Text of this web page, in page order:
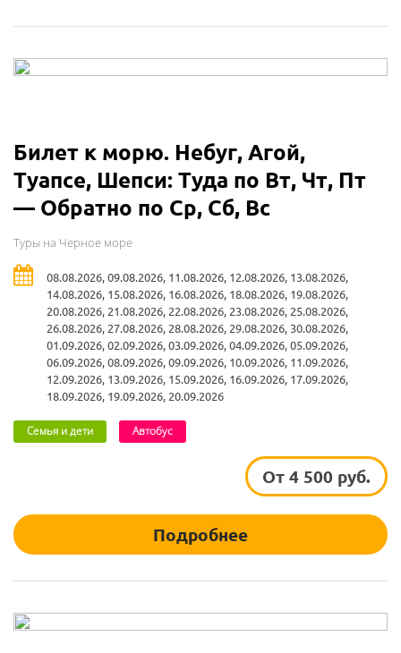
Билет к морю. Небуг, Агой,
Туапсе, Шепси: Туда по Вт, Чт, Пт
— Обратно по Ср, Сб, Вс
Туры на Черное море
08.08.2026, 09.08.2026, 11.08.2026, 12.08.2026, 13.08.2026,
14.08.2026, 15.08.2026, 16.08.2026, 18.08.2026, 19.08.2026,
20.08.2026, 21.08.2026, 22.08.2026, 23.08.2026, 25.08.2026,
26.08.2026, 27.08.2026, 28.08.2026, 29.08.2026, 30.08.2026,
01.09.2026, 02.09.2026, 03.09.2026, 04.09.2026, 05.09.2026,
06.09.2026, 08.09.2026, 09.09.2026, 10.09.2026, 11.09.2026,
12.09.2026, 13.09.2026, 15.09.2026, 16.09.2026, 17.09.2026,
18.09.2026, 19.09.2026, 20.09.2026
Семья и дети Автобус
От 4 500 руб.
Подробнее